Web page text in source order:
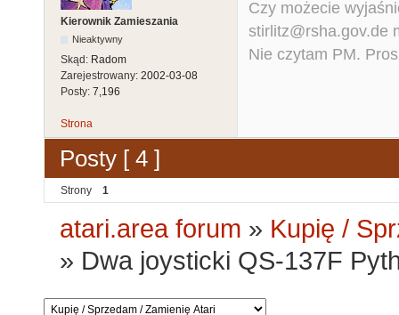
Kierownik Zamieszania
Nieaktywny
Skąd: Radom
Zarejestrowany: 2002-03-08
Posty: 7,196
Czy możecie
stirlitz@rsha.gov.de
Nie czytam PM.
Strona
Posty [ 4 ]
Strony 1
atari.area forum » Kupię /
» Dwa joysticki QS-137F